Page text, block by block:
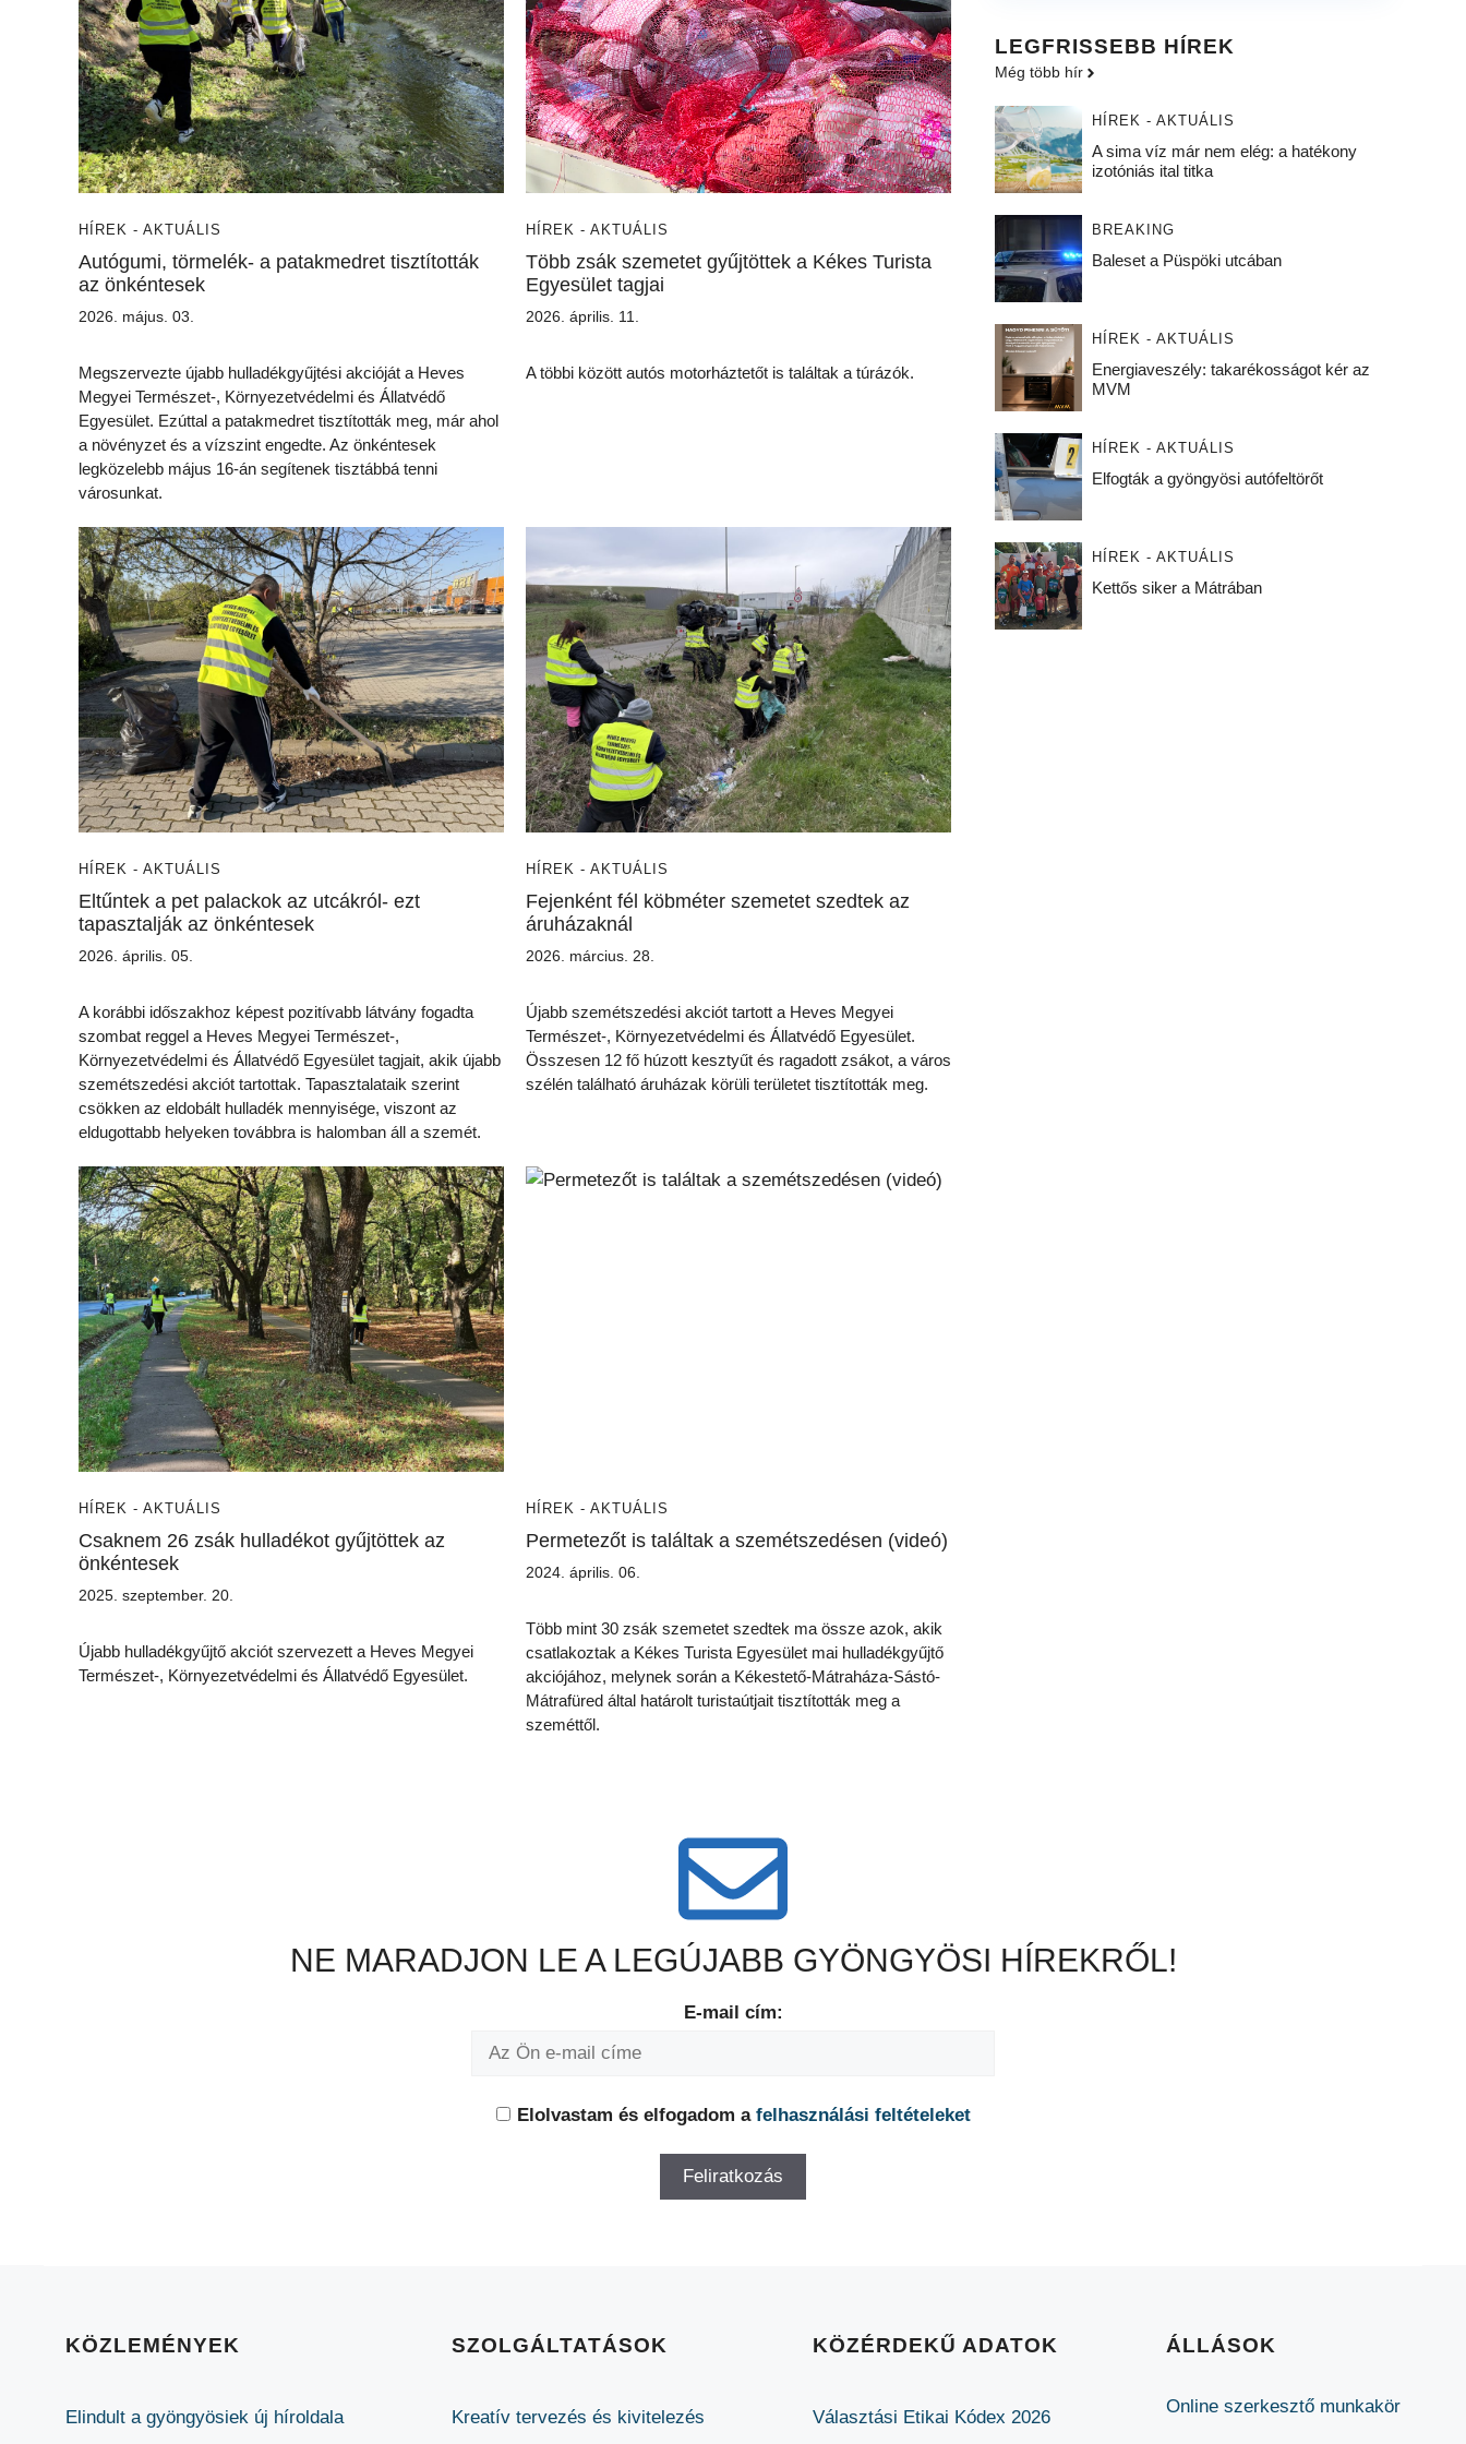
HÍREK - AKTUÁLIS
Autógumi, törmelék- a patakmedret tisztították
az önkéntesek
2026. május. 03.
Megszervezte újabb hulladékgyűjtési akcióját a Heves
Megyei Természet-, Környezetvédelmi és Állatvédő
Egyesület. Ezúttal a patakmedret tisztították meg, már ahol
a növényzet és a vízszint engedte. Az önkéntesek
legközelebb május 16-án segítenek tisztábbá tenni
városunkat.
HÍREK - AKTUÁLIS
Több zsák szemetet gyűjtöttek a Kékes Turista
Egyesület tagjai
2026. április. 11.
A többi között autós motorháztetőt is találtak a túrázók.
HÍREK - AKTUÁLIS
Eltűntek a pet palackok az utcákról- ezt
tapasztalják az önkéntesek
2026. április. 05.
A korábbi időszakhoz képest pozitívabb látvány fogadta
szombat reggel a Heves Megyei Természet-,
Környezetvédelmi és Állatvédő Egyesület tagjait, akik újabb
szemétszedési akciót tartottak. Tapasztalataik szerint
csökken az eldobált hulladék mennyisége, viszont az
eldugottabb helyeken továbbra is halomban áll a szemét.
HÍREK - AKTUÁLIS
Fejenként fél köbméter szemetet szedtek az
áruházaknál
2026. március. 28.
Újabb szemétszedési akciót tartott a Heves Megyei
Természet-, Környezetvédelmi és Állatvédő Egyesület.
Összesen 12 fő húzott kesztyűt és ragadott zsákot, a város
szélén található áruházak körüli területet tisztították meg.
HÍREK - AKTUÁLIS
Csaknem 26 zsák hulladékot gyűjtöttek az
önkéntesek
2025. szeptember. 20.
Újabb hulladékgyűjtő akciót szervezett a Heves Megyei
Természet-, Környezetvédelmi és Állatvédő Egyesület.
HÍREK - AKTUÁLIS
Permetezőt is találtak a szemétszedésen (videó)
2024. április. 06.
Több mint 30 zsák szemetet szedtek ma össze azok, akik
csatlakoztak a Kékes Turista Egyesület mai hulladékgyűjtő
akciójához, melynek során a Kékestető-Mátraháza-Sástó-
Mátrafüred által határolt turistaútjait tisztították meg a
szeméttől.
LEGFRISSEBB HÍREK
Még több hír
HÍREK - AKTUÁLIS
A sima víz már nem elég: a hatékony
izotóniás ital titka
BREAKING
Baleset a Püspöki utcában
HÍREK - AKTUÁLIS
Energiaveszély: takarékosságot kér az
MVM
HÍREK - AKTUÁLIS
Elfogták a gyöngyösi autófeltörőt
HÍREK - AKTUÁLIS
Kettős siker a Mátrában
NE MARADJON LE A LEGÚJABB GYÖNGYÖSI HÍREKRŐL!
E-mail cím:
Elolvastam és elfogadom a felhasználási feltételeket
KÖZLEMÉNYEK
Elindult a gyöngyösiek új híroldala
SZOLGÁLTATÁSOK
Kreatív tervezés és kivitelezés
KÖZÉRDEKŰ ADATOK
Választási Etikai Kódex 2026
ÁLLÁSOK
Online szerkesztő munkakör